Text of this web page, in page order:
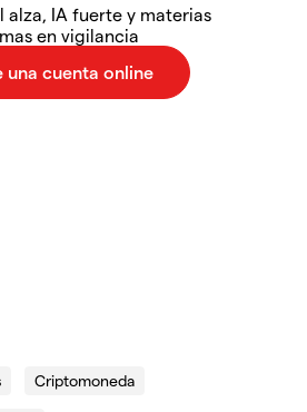
alza, IA fuerte y materias
en vigilancia
Criptomoneda